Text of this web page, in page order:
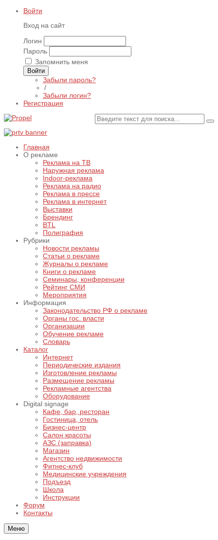
Войти
Вход на сайт
Логин
Пароль
Запомнить меня
Войти
Забыли пароль?
/
Забыли логин?
Регистрация
Главная
О рекламе
Реклама на ТВ
Наружная реклама
Indoor-реклама
Реклама на радио
Реклама в прессе
Реклама в интернет
Выставки
Брендинг
BTL
Полиграфия
Рубрики
Новости рекламы
Статьи о рекламе
Журналы о рекламе
Книги о рекламе
Семинары, конференции
Рейтинг СМИ
Мероприятия
Информация
Законодательство РФ о рекламе
Органы гос. власти
Организации
Обучение рекламе
Словарь
Каталог
Интернет
Периодические издания
Изготовление рекламы
Размещение рекламы
Рекламные агентства
Оборудование
Digital signage
Кафе, бар, ресторан
Гостиница, отель
Бизнес-центр
Салон красоты
АЗС (заправка)
Магазин
Агентство недвижимости
Фитнес-клуб
Медицинские учреждения
Подъезд
Школа
Инструкции
Форум
Контакты
Меню